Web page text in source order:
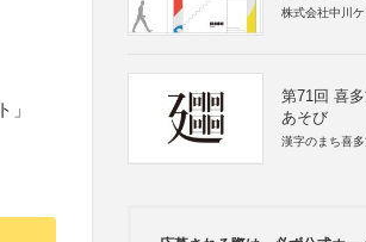
株式会社中川
第71回 喜
あそび
漢字のまち喜